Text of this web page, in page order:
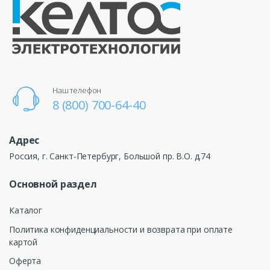
Наш телефон
8 (800) 700-64-40
Адрес
Россия, г. Санкт-Петербург, Большой пр. В.О. д.74
Основной раздел
Каталог
Политика конфиденциальности и возврата при оплате
картой
Оферта